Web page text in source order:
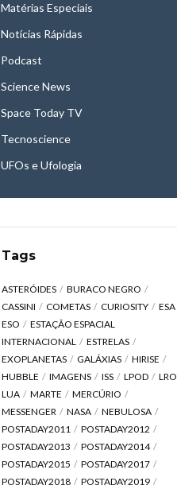
Matérias Especiais
Notícias Rápidas
Podcast
Science News
Space Today TV
Tecnoscience
UFOs e Ufologia
Tags
ASTERÓIDES
BURACO NEGRO
CASSINI
COMETAS CURIOSITY
ESA
ESO
ESTAÇÃO ESPACIAL
INTERNACIONAL
ESTRELAS
EXOPLANETAS
GALÁXIAS
HIRISE
HUBBLE
IMAGENS ISS LPOD
LRO
LUA
MARTE
MERCÚRIO
MESSENGER
NASA
NEBULOSA
POSTADAY2011
POSTADAY2012
POSTADAY2013
POSTADAY2014
POSTADAY2015
POSTADAY2017
POSTADAY2018
POSTADAY2019